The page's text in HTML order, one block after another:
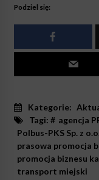
Podziel się:
Kategorie:
Tagi: # agencja
Polbus-PKS Sp. z
prasowa promocja
promocja biznesu
transport miejski